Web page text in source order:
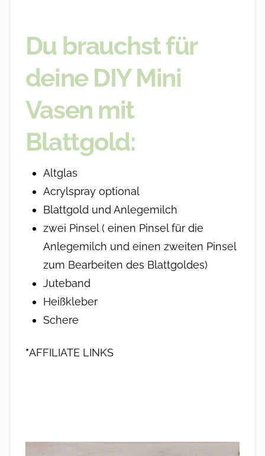
Du brauchst für
deine DIY Mini
Vasen mit
Blattgold:
Altglas
Acrylspray optional
Blattgold und Anlegemilch
zwei Pinsel ( einen Pinsel für die
Anlegemilch und einen zweiten Pinsel
zum Bearbeiten des Blattgoldes)
Juteband
Heißkleber
Schere
*AFFILIATE LINKS